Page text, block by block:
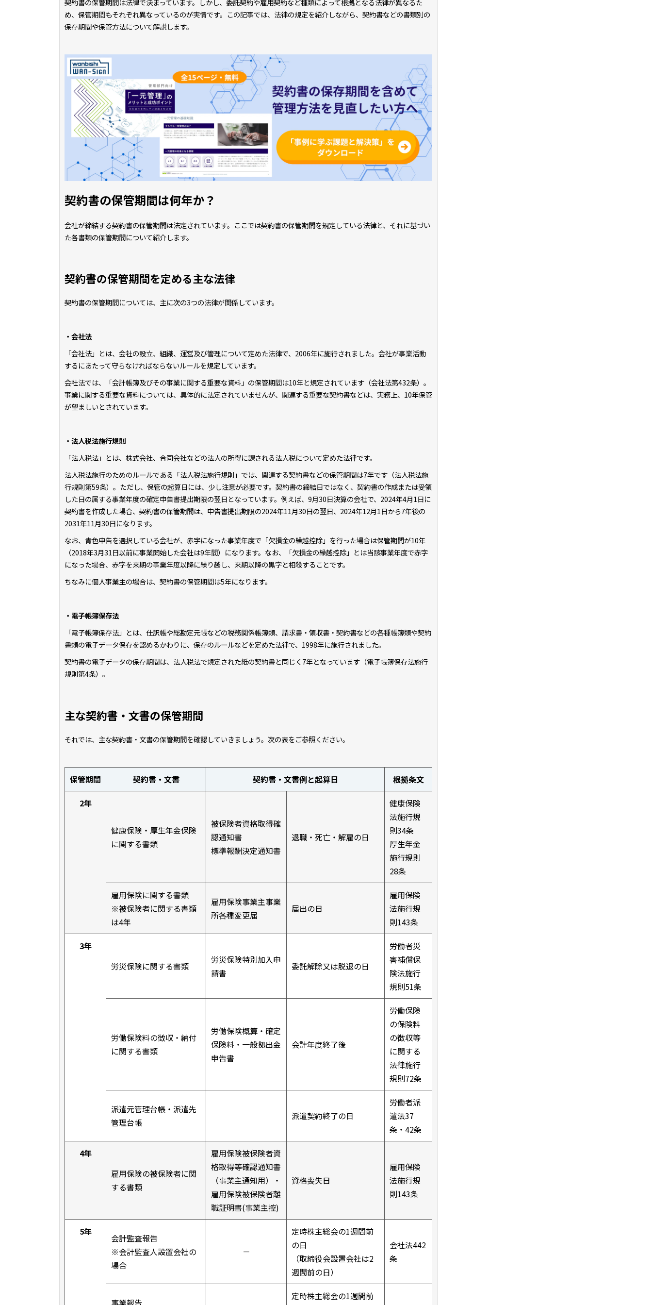
契約書の保管期間は法律で決まっています。しかし、委託契約や雇用契約など種類によって根拠となる法律が異なるた
め、保管期間もそれぞれ異なっているのが実情です。この記事では、法律の規定を紹介しながら、契約書などの書類別の
保存期間や保管方法について解説します。
契約書の保管期間は何年か？
会社が締結する契約書の保管期間は法定されています。ここでは契約書の保管期間を規定している法律と、それに基づい
た各書類の保管期間について紹介します。
契約書の保管期間を定める主な法律
契約書の保管期間については、主に次の3つの法律が関係しています。
・会社法
「会社法」とは、会社の設立、組織、運営及び管理について定めた法律で、2006年に施行されました。会社が事業活動
するにあたって守らなければならないルールを規定しています。
会社法では、「会計帳簿及びその事業に関する重要な資料」の保管期間は10年と規定されています（会社法第432条）。
事業に関する重要な資料については、具体的に法定されていませんが、関連する重要な契約書などは、実務上、10年保管
が望ましいとされています。
・法人税法施行規則
「法人税法」とは、株式会社、合同会社などの法人の所得に課される法人税について定めた法律です。
法人税法施行のためのルールである「法人税法施行規則」では、関連する契約書などの保管期間は7年です（法人税法施
行規則第59条）。ただし、保管の起算日には、少し注意が必要です。契約書の締結日ではなく、契約書の作成または受領
した日の属する事業年度の確定申告書提出期限の翌日となっています。例えば、9月30日決算の会社で、2024年4月1日に
契約書を作成した場合、契約書の保管期間は、申告書提出期限の2024年11月30日の翌日、2024年12月1日から7年後の
2031年11月30日になります。
なお、青色申告を選択している会社が、赤字になった事業年度で「欠損金の繰越控除」を行った場合は保管期間が10年
（2018年3月31日以前に事業開始した会社は9年間）になります。なお、「欠損金の繰越控除」とは当該事業年度で赤字
になった場合、赤字を来期の事業年度以降に繰り越し、来期以降の黒字と相殺することです。
ちなみに個人事業主の場合は、契約書の保管期間は5年になります。
・電子帳簿保存法
「電子帳簿保存法」とは、仕訳帳や総勘定元帳などの税務関係帳簿類、請求書・領収書・契約書などの各種帳簿類や契約
書類の電子データ保存を認めるかわりに、保存のルールなどを定めた法律で、1998年に施行されました。
契約書の電子データの保存期間は、法人税法で規定された紙の契約書と同じく7年となっています（電子帳簿保存法施行
規則第4条）。
主な契約書・文書の保管期間
それでは、主な契約書・文書の保管期間を確認していきましょう。次の表をご参照ください。
保管期間 契約書・文書 契約書・文書例と起算日 根拠条文
2年
健康保険・厚生年金保険
に関する書類
被保険者資格取得確
認通知書
標準報酬決定通知書
退職・死亡・解雇の日
健康保険
法施行規
則34条
厚生年金
施行規則
28条
雇用保険に関する書類
※被保険者に関する書類
は4年
雇用保険事業主事業
所各種変更届
届出の日
雇用保険
法施行規
則143条
3年
労災保険に関する書類
労災保険特別加入申
請書
委託解除又は脱退の日
労働者災
害補償保
険法施行
規則51条
労働保険料の徴収・納付
に関する書類
労働保険概算・確定
保険料・一般拠出金
申告書
会計年度終了後
労働保険
の保険料
の徴収等
に関する
法律施行
規則72条
派遣元管理台帳・派遣先
管理台帳
派遣契約終了の日
労働者派
遣法37
条・42条
4年
雇用保険の被保険者に関
する書類
雇用保険被保険者資
格取得等確認通知書
（事業主通知用）・
雇用保険被保険者離
職証明書(事業主控)
資格喪失日
雇用保険
法施行規
則143条
5年
会計監査報告
※会計監査人設置会社の
場合
－
定時株主総会の1週間前
の日
（取締役会設置会社は2
週間前の日）
会社法442
条
事業報告
定時株主総会の1週間前